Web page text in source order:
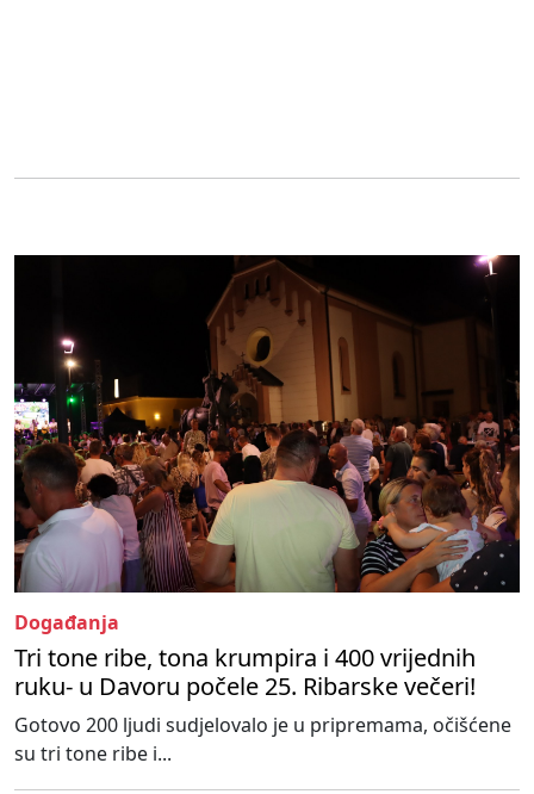
Događanja
Tri tone ribe, tona krumpira i 400 vrijednih
ruku- u Davoru počele 25. Ribarske večeri!
Gotovo 200 ljudi sudjelovalo je u pripremama, očišćene
su tri tone ribe i...